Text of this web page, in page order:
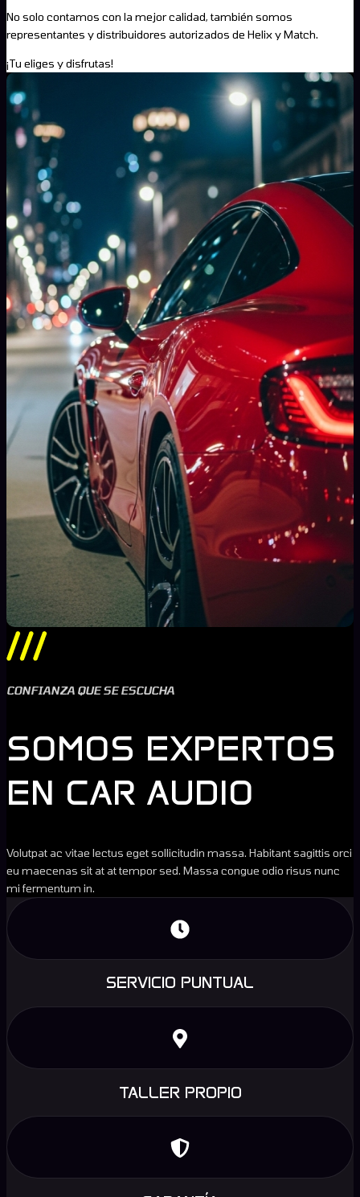
No solo contamos con la mejor calidad, también somos
representantes y distribuidores autorizados de Helix y Match.
¡Tu eliges y disfrutas!
CONFIANZA QUE SE ESCUCHA
SOMOS EXPERTOS
EN CAR AUDIO
Volutpat ac vitae lectus eget sollicitudin massa. Habitant sagittis orci
eu maecenas sit at at tempor sed. Massa congue odio risus nunc
mi fermentum in.
SERVICIO PUNTUAL
TALLER PROPIO